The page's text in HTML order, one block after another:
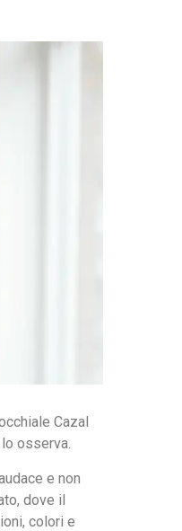
Cazal
osserva.
e non
dove il
colori e